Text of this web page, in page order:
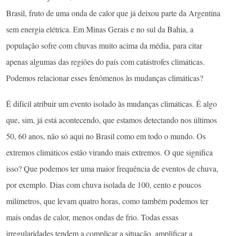
Brasil, fruto de uma onda de calor que já deixou parte da Argentina
sem energia elétrica. Em Minas Gerais e no sul da Bahia, a
população sofre com chuvas muito acima da média, para citar
apenas algumas das regiões do país com catástrofes climáticas.
Podemos relacionar esses fenômenos às mudanças climáticas?
É difícil atribuir um evento isolado às mudanças climáticas. É algo
que, sim, já está acontecendo, que estamos detectando nos últimos
50, 60 anos, não só aqui no Brasil como em todo o mundo. Os
extremos climáticos estão virando mais extremos. O que significa
isso? Que podemos ter uma maior frequência de eventos de chuva,
por exemplo. Dias com chuva isolada de 100, cento e poucos
milímetros, que levam quatro horas, como também podemos ter
mais ondas de calor, menos ondas de frio. Todas essas
irregularidades tendem a complicar a situação, amplificar a